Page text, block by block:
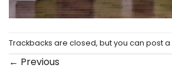
Trackbacks are closed, but you can post
← Previous